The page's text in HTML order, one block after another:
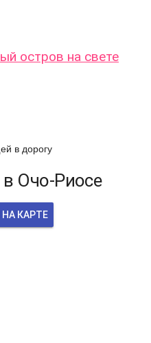
остров на свете
в дорогу
Очо-Риосе
КАРТЕ